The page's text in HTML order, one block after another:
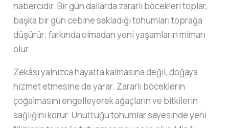
habercidir. Bir gün dallarda zararlı böcekleri toplar,
başka bir gün cebine sakladığı tohumları toprağa
düşürür; farkında olmadan yeni yaşamların mimarı
olur.
Zekâsı yalnızca hayatta kalmasına değil, doğaya
hizmet etmesine de yarar. Zararlı böceklerin
çoğalmasını engelleyerek ağaçların ve bitkilerin
sağlığını korur. Unuttuğu tohumlar sayesinde yeni